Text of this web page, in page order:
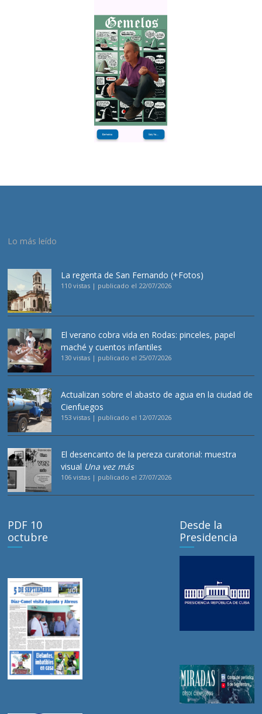
Lo más leído
La regenta de San Fernando (+Fotos)
110 vistas | publicado el 22/07/2026
El verano cobra vida en Rodas: pinceles, papel
maché y cuentos infantiles
130 vistas | publicado el 25/07/2026
Actualizan sobre el abasto de agua en la ciudad de
Cienfuegos
153 vistas | publicado el 12/07/2026
El desencanto de la pereza curatorial: muestra
visual Una vez más
106 vistas | publicado el 27/07/2026
PDF 10
octubre
Desde la
Presidencia